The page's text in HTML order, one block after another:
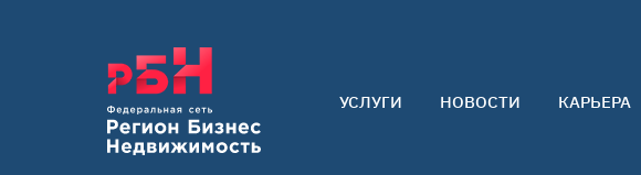
УСЛУГИ НОВОСТИ КАРЬЕРА